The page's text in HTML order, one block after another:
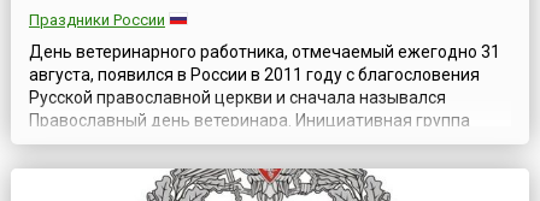
Праздники России
День ветеринарного работника, отмечаемый ежегодно 31
августа, появился в России в 2011 году с благословения
Русской православной церкви и сначала назывался
Православный день ветеринара. Инициативная группа
Российской сельскохозяйственной академии наук
направила Патриарху Московскому и Всея Руси Кириллу
ходатайство. В нем ученые мужи предложили считать день